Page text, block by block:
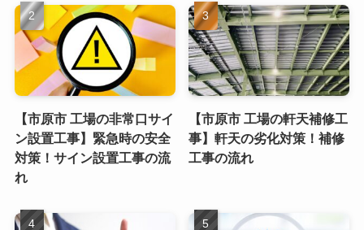
【市原市 工場の非常口サイ
ン設置工事】緊急時の安全
対策！サイン設置工事の流
れ
【市原市 工場の軒天補修工
事】軒天の劣化対策！補修
工事の流れ